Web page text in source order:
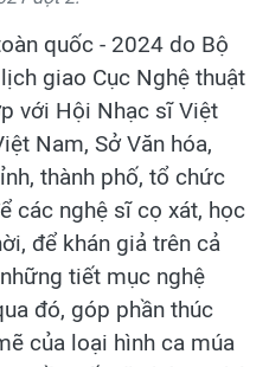
quốc - 2024 do Bộ
giao Cục Nghệ thuật
với Hội Nhạc sĩ Việt
Nam, Sở Văn hóa,
thành phố, tổ chức
các nghệ sĩ cọ xát, học
để khán giả trên cả
tiết mục nghệ
đó, góp phần thúc
của loại hình ca múa